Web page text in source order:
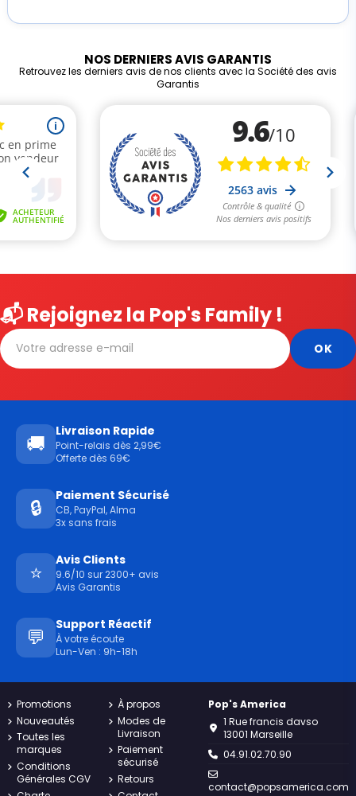
NOS DERNIERS AVIS GARANTIS
Retrouvez les derniers avis de nos clients avec la Société des avis
Garantis
📬 Rejoignez la Pop's Family !
🚚
Livraison Rapide
Point-relais dès 2,99€
Offerte dès 69€
🔒
Paiement Sécurisé
CB, PayPal, Alma
3x sans frais
⭐
Avis Clients
9.6/10 sur 2300+ avis
Avis Garantis
💬
Support Réactif
À votre écoute
Lun-Ven : 9h-18h
Promotions
Nouveautés
Toutes les
marques
Conditions
Générales CGV
À propos
Modes de
Livraison
Paiement
sécurisé
Retours
Pop's America
1 Rue francis davso
13001 Marseille
04.91.02.70.90
contact@popsamerica.com